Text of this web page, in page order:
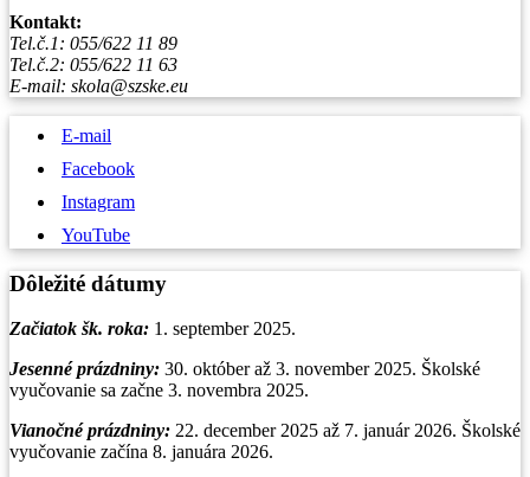
Kontakt:
Tel.č.1: 055/622 11 89
Tel.č.2: 055/622 11 63
E-mail: skola@szske.eu
E-mail
Facebook
Instagram
YouTube
Dôležité dátumy
Začiatok šk. roka: 1. september 2025.
Jesenné prázdniny: 30. október až 3. november 2025. Školské
vyučovanie sa začne 3. novembra 2025.
Vianočné prázdniny: 22. december 2025 až 7. január 2026. Školské
vyučovanie začína 8. januára 2026.